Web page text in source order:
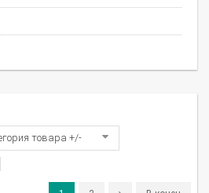
товара +/-